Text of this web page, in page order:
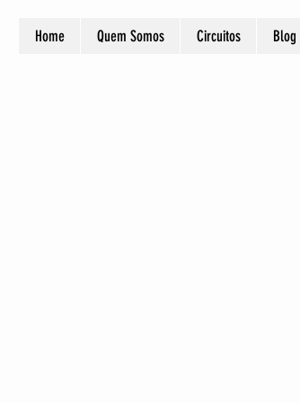
Home Quem Somos Circuitos Blog